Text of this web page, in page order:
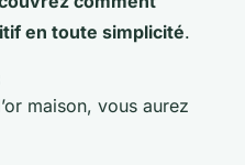
en toute simplicité.
maison, vous aurez